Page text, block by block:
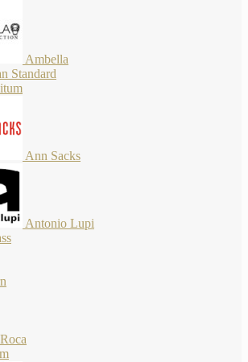
Ambella
Standard
Ann Sacks
Antonio Lupi